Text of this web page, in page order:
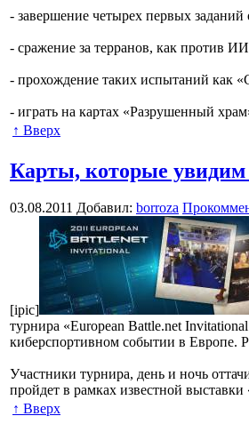
- завершение четырех первых
- сражение за терранов, как против
- прохождение таких испытаний как
- играть на картах «Разрушенный
↑ Вверх
Карты, которые увидим
03.08.2011 Добавил: borroza
[ipic]
турнира «European Battle.net
киберспортивном событии в Европе.
Участники турнира, день и ночь
пройдет в рамках известной
↑ Вверх